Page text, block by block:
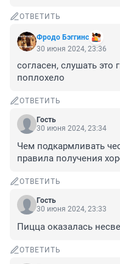
ОТВЕТИТЬ
Фродо Бэггинс
30 июня 2024, 23:36
согласен, слушать это
поплохело
ОТВЕТИТЬ
Гость
30 июня 2024, 23:34
Чем подкармливать
правила получения
ОТВЕТИТЬ
Гость
30 июня 2024, 23:33
Пицца оказалась
ОТВЕТИТЬ